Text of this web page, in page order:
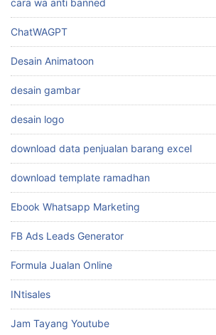
download template ramadhan
Ebook Whatsapp Marketing
FB Ads Leads Generator
Formula Jualan Online
INtisales
Jam Tayang Youtube
Jasa
Kelas Canva Bisnis
Kelas Toko Online
levidio
Levidio Animatoon Free Download
Levidio Ramadhan Vol 1